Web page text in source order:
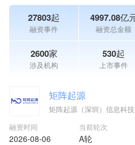
27803起
融资事件
4997.08亿
融资总金额
2600家
涉及机构
530起
上市事件
矩阵起源
矩阵起源（深圳）信息科
融资时间
2026-08-06
当前轮次
A轮